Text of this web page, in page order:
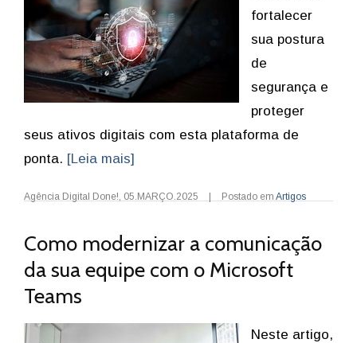
fortalecer
sua postura
de
segurança e
proteger
seus ativos digitais com esta plataforma de
ponta. [Leia mais]
Agência Digital Done!, 05.MARÇO.2025 Postado em Artigos
Como modernizar a comunicação
da sua equipe com o Microsoft
Teams
Neste artigo,